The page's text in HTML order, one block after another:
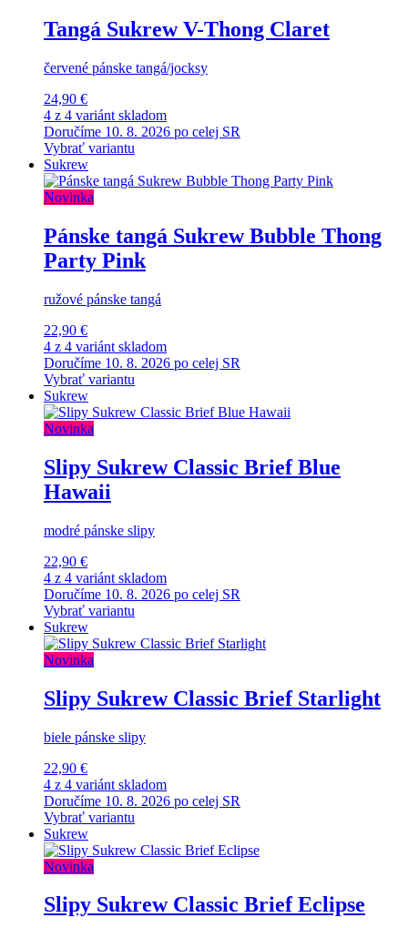
Tangá Sukrew V-Thong Claret
červené pánske tangá/jocksy
24,90 €
4 z 4 variánt skladom
Doručíme 10. 8. 2026 po celej SR
Vybrať variantu
Sukrew
Novinka
Pánske tangá Sukrew Bubble Thong
Party Pink
ružové pánske tangá
22,90 €
4 z 4 variánt skladom
Doručíme 10. 8. 2026 po celej SR
Vybrať variantu
Sukrew
Novinka
Slipy Sukrew Classic Brief Blue
Hawaii
modré pánske slipy
22,90 €
4 z 4 variánt skladom
Doručíme 10. 8. 2026 po celej SR
Vybrať variantu
Sukrew
Novinka
Slipy Sukrew Classic Brief Starlight
biele pánske slipy
22,90 €
4 z 4 variánt skladom
Doručíme 10. 8. 2026 po celej SR
Vybrať variantu
Sukrew
Novinka
Slipy Sukrew Classic Brief Eclipse